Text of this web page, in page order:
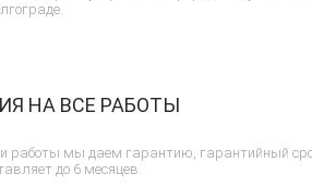
НА ВСЕ РАБОТЫ
работы мы даем гарантию, гарантийный
до 6 месяцев.